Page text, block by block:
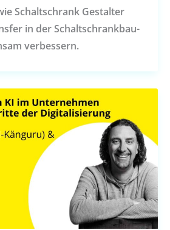
Schaltschrank Gestalter
in der Schaltschrankbau-
verbessern.